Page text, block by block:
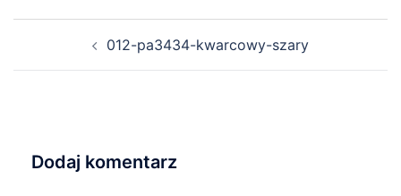
012-pa3434-kwarcowy-szary
Dodaj komentarz